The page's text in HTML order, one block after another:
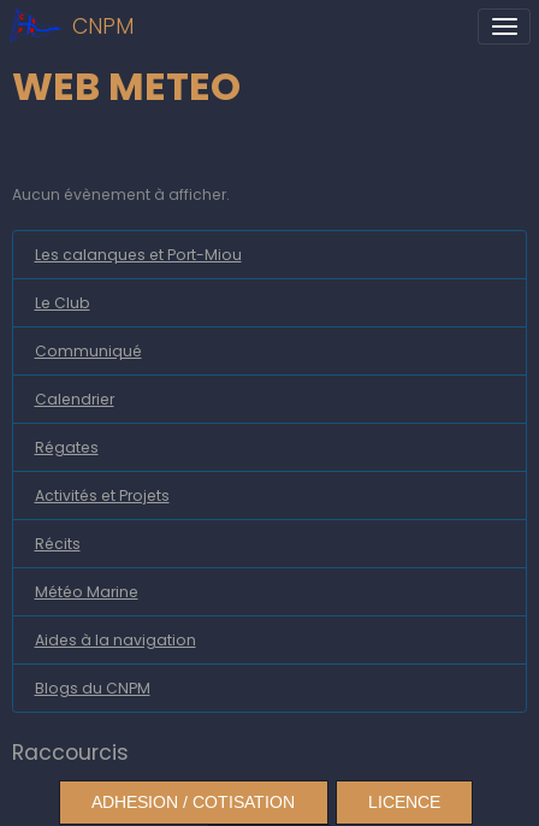
CNPM
WEB METEO
Aucun évènement à afficher.
Les calanques et Port-Miou
Le Club
Communiqué
Calendrier
Régates
Activités et Projets
Récits
Météo Marine
Aides à la navigation
Blogs du CNPM
Raccourcis
ADHESION / COTISATION LICENCE